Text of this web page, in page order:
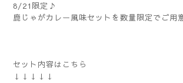
8/21限定♪
鹿じゃがカレー風味セットを数量限定でご
セット内容はこちら
↓↓↓↓↓